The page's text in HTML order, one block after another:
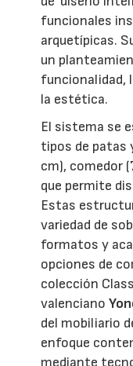
funcionales
arquetípicas.
un
funcionalidad,
la estética.
El sistema se
tipos de
cm), comedor
que permite
Estas
variedad de
formatos y
opciones de
colección
valenciano
del mobiliario
enfoque